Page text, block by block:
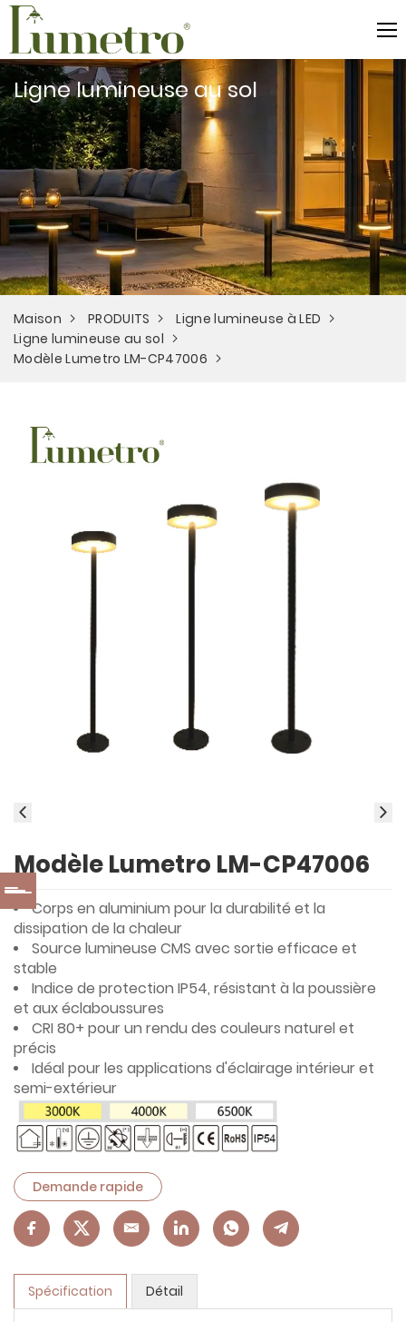
Ligne lumineuse au sol
Maison PRODUITS
Ligne lumineuse à LED
Ligne lumineuse au sol
Modèle Lumetro LM-CP47006
Modèle Lumetro LM-CP47006
Corps en aluminium pour la durabilité et la
dissipation de la chaleur
Source lumineuse CMS avec sortie efficace et
stable
Indice de protection IP54, résistant à la poussière
et aux éclaboussures
CRI 80+ pour un rendu des couleurs naturel et
précis
Idéal pour les applications d'éclairage intérieur et
semi-extérieur
Demande rapide
Spécification Détail